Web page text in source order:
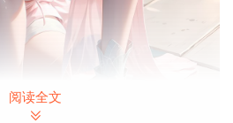
阅读全文